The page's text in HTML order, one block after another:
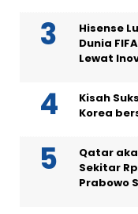
Hisense
Dunia
Lewat
Kisah
Korea
Qatar
Sekitar
Prabowo